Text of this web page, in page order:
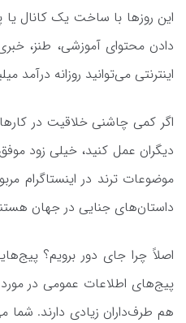
این روزها با ساخت یک کانال یا
دادن محتوای آموزشی،‌ طنز،
اینترنتی می‌توانید روزانه درآمد
اگر کمی چاشنی خلاقیت در
دیگران عمل کنید، خیلی زود
موضوعات ترند در اینستاگرام
داستان‌های جنایی در جهان
پیج‌های اطلاعات عمومی در
هم طرف‌داران زیادی دارند. شما